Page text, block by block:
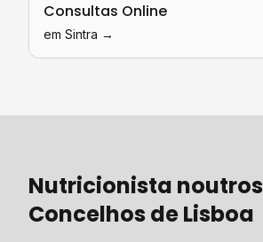
Consultas Online
em Sintra →
Nutricionista noutros
Concelhos deLisboa